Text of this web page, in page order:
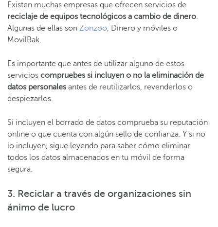
Existen muchas empresas que ofrecen servicios de
reciclaje de equipos tecnológicos a cambio de dinero.
Algunas de ellas son Zonzoo, Dinero y móviles o
MovilBak.
Es importante que antes de utilizar alguno de estos
servicios compruebes si incluyen o no la eliminación de
datos personales antes de reutilizarlos, revenderlos o
despiezarlos.
Si incluyen el borrado de datos comprueba su reputación
online o que cuenta con algún sello de confianza. Y si no
lo incluyen, sigue leyendo para saber cómo eliminar
todos los datos almacenados en tu móvil de forma
segura.
3. Reciclar a través de organizaciones sin
ánimo de lucro